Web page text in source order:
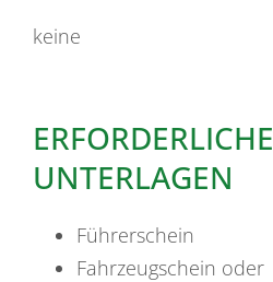
keine
ERFORDERLICHE
UNTERLAGEN
Führerschein
Fahrzeugschein oder